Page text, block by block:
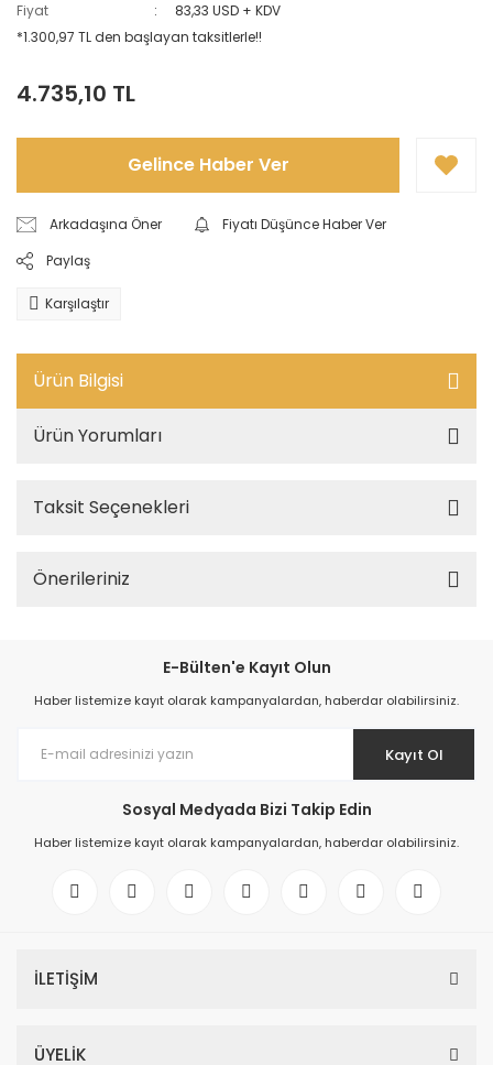
Fiyat
83,33 USD + KDV
*1.300,97 TL den başlayan taksitlerle!!
4.735,10 TL
Gelince Haber Ver
Arkadaşına Öner
Fiyatı Düşünce Haber Ver
Paylaş
Karşılaştır
Ürün Bilgisi
Ürün Yorumları
Taksit Seçenekleri
Önerileriniz
E-Bülten'e Kayıt Olun
Haber listemize kayıt olarak kampanyalardan, haberdar olabilirsiniz.
Kayıt Ol
Sosyal Medyada Bizi Takip Edin
Haber listemize kayıt olarak kampanyalardan, haberdar olabilirsiniz.
İLETİŞİM
ÜYELİK